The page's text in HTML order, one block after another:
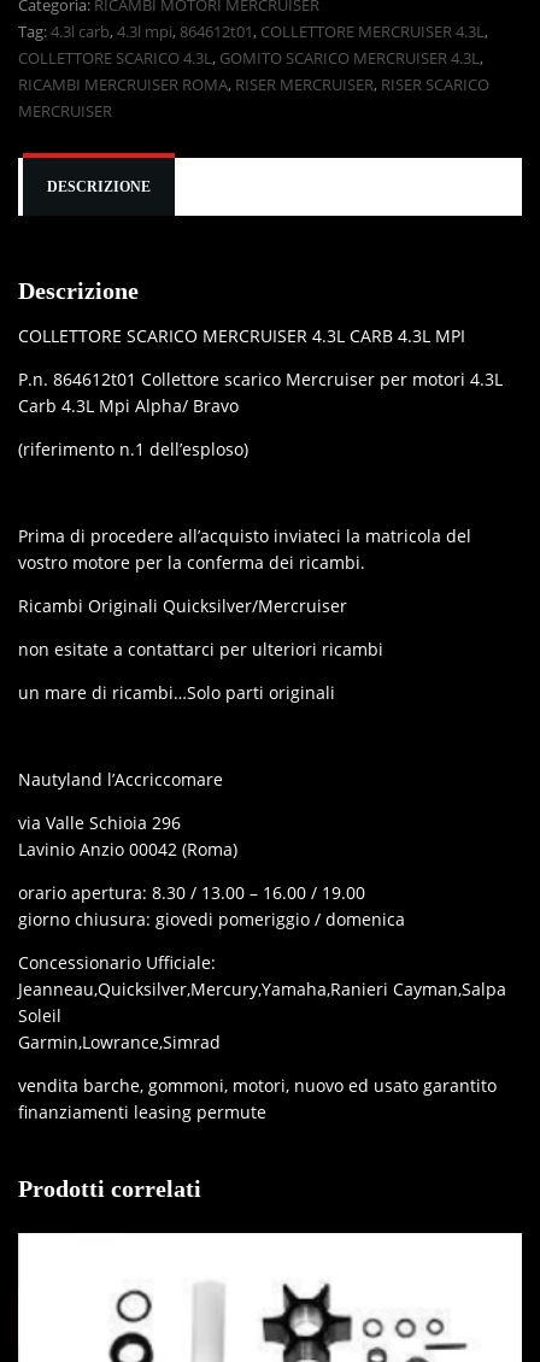
Categoria: RICAMBI MOTORI MERCRUISER
Tag:4.3l carb,4.3l mpi,864612t01, COLLETTORE MERCRUISER 4.3L,
COLLETTORE SCARICO 4.3L, GOMITO SCARICO MERCRUISER 4.3L,
RICAMBI MERCRUISER ROMA, RISER MERCRUISER, RISER SCARICO
MERCRUISER
DESCRIZIONE
Descrizione
COLLETTORE SCARICO MERCRUISER 4.3L CARB 4.3L MPI
P.n. 864612t01 Collettore scarico Mercruiser per motori 4.3L
Carb 4.3L Mpi Alpha/ Bravo
(riferimento n.1 dell’esploso)
Prima di procedere all’acquisto inviateci la matricola del
vostro motore per la conferma dei ricambi.
Ricambi Originali Quicksilver/Mercruiser
non esitate a contattarci per ulteriori ricambi
un mare di ricambi…Solo parti originali
Nautyland l’Accriccomare
via Valle Schioia 296
Lavinio Anzio 00042 (Roma)
orario apertura: 8.30 / 13.00 – 16.00 / 19.00
giorno chiusura: giovedi pomeriggio / domenica
Concessionario Ufficiale:
Jeanneau,Quicksilver,Mercury,Yamaha,Ranieri Cayman,Salpa
Soleil
Garmin,Lowrance,Simrad
vendita barche, gommoni, motori, nuovo ed usato garantito
finanziamenti leasing permute
Prodotti correlati